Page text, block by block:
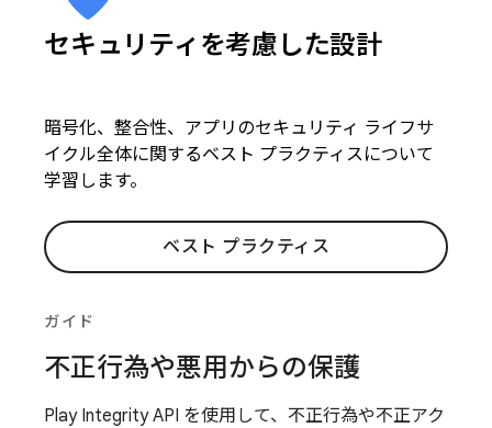
セキュリティを考慮した設計
暗号化、整合性、アプリのセキュリティ ライフサ
イクル全体に関するベスト プラクティスについて
学習します。
ベスト プラクティス
ガイド
不正行為や悪用からの保護
Play Integrity API を使用して、不正行為や不正アク